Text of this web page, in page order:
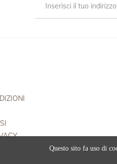
Questo sito fa uso di